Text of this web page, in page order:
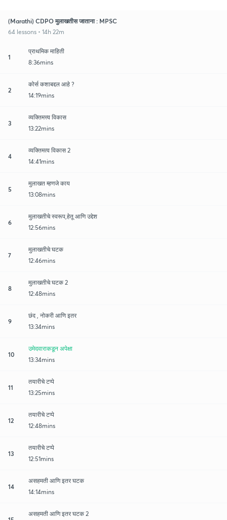
(Marathi) CDPO मुलाखतीस जाताना : MPSC
64 lessons • 14h 22m
1
प्राथमिक माहिती
8:36mins
2
कोर्स कशाबद्दल आहे ?
14:19mins
3
व्यक्तिमत्त्व विकास
13:22mins
4
व्यक्तिमत्व विकास 2
14:41mins
5
मुलाखत म्हणजे काय
13:08mins
6
मुलाखतीचे स्वरूप,हेतू आणि उद्देश
12:56mins
7
मुलाखतीचे घटक
12:46mins
8
मुलाखतीचे घटक 2
12:48mins
9
छंद , नोकरी आणि इतर
13:34mins
10
उमेदवाराकडून अपेक्षा
13:34mins
11
तयारीचे टप्पे
13:25mins
12
तयारीचे टप्पे
12:48mins
13
तयारीचे टप्पे
12:51mins
14
असहमती आणि इतर घटक
14:14mins
असहमती आणि इतर घटक 2